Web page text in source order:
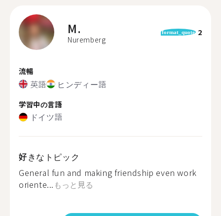
M.
Nuremberg
format_quote 2
流暢
英語 ヒンディー語
学習中の言語
ドイツ語
好きなトピック
General fun and making friendship even work
oriente... もっと見る